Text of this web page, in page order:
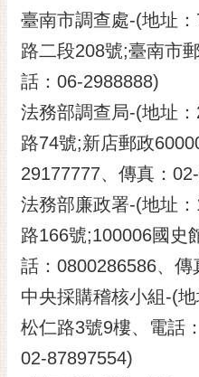
臺南市調查處-(地址
路二段208號;臺南市
話：06-2988888)
法務部調查局-(地址
路74號;新店郵政
29177777、傳真：
法務部廉政署-(地址
路166號;100006國史
話：0800286586、
中央採購稽核小組-(
松仁路3號9樓、電話
02-87897554)